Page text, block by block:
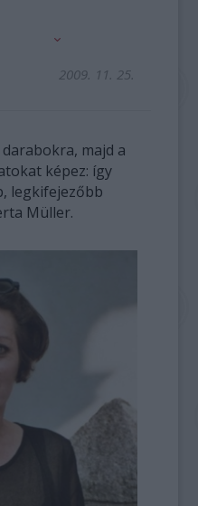
2009. 11. 25.
majd a
képez: így
legkifejezőbb
Müller.